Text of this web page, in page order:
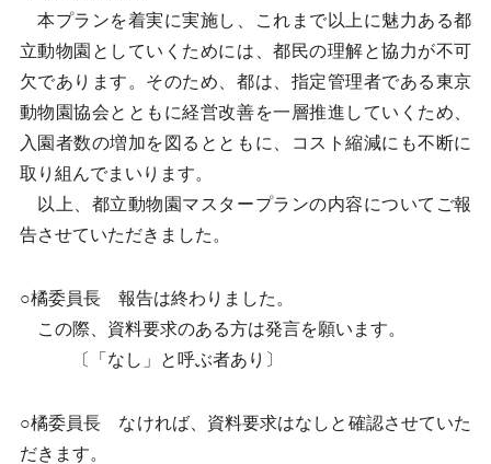
本プランを着実に実施し、これまで以上に魅力ある都
立動物園としていくためには、都民の理解と協力が不可
欠であります。そのため、都は、指定管理者である東京
動物園協会とともに経営改善を一層推進していくため、
入園者数の増加を図るとともに、コスト縮減にも不断に
取り組んでまいります。
以上、都立動物園マスタープランの内容についてご報
告させていただきました。
○橘委員長 報告は終わりました。
この際、資料要求のある方は発言を願います。
〔「なし」と呼ぶ者あり〕
○橘委員長 なければ、資料要求はなしと確認させていた
だきます。